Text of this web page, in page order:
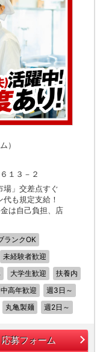
）
１３－２
場」交差点すぐ
も規定支給！
は自己負担、店
ランクOK
未経験者歓迎
大学生歓迎
扶養内
中高年歓迎
週3日～
丸亀製麺 週2日～
応募フォーム